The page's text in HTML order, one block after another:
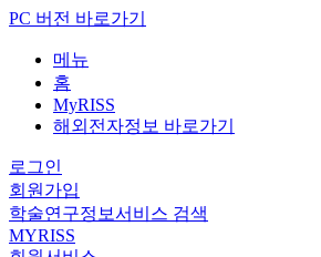
PC 버전 바로가기
메뉴
홈
MyRISS
해외전자정보 바로가기
로그인
회원가입
학술연구정보서비스 검색
MYRISS